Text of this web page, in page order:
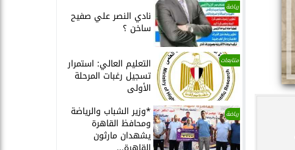
رياضة
نادي النصر علي صفيح
ساخن ؟
متابعات التعليم العالي: استمرار
تسجيل رغبات المرحلة
الأولى
رياضة *وزير الشباب والرياضة
ومحافظ القاهرة
يشهدان مارثون